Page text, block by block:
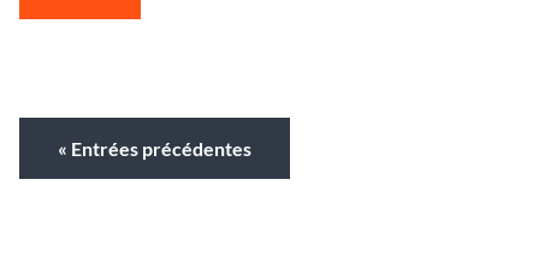
« Entrées précédentes